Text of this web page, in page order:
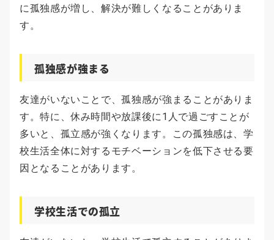
に孤独感が増し、解決が難しくなることがありま
す。
孤独感が強まる
友達がいないことで、孤独感が強まることがありま
す。特に、休み時間や放課後に1人で過ごすことが
多いと、孤立感が強くなります。この孤独感は、学
校生活全体に対するモチベーションを低下させる要
因となることがあります。
学校生活での孤立